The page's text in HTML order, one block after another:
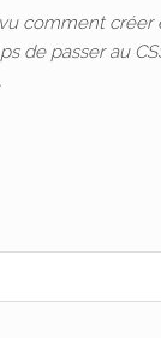
comment créer
de passer au